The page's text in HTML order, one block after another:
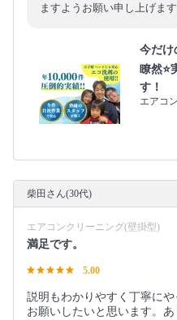
ますようお願い申し上げます
今だけ
瞭然⭐
す！
エアコ
柴田さん(30代)
エアコンクリーニング(壁掛型)
満足です。
5.00
説明もわかりやすく丁寧に
お願いしたいと思います。あ